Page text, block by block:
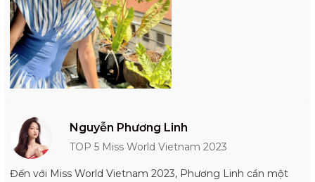
Nguyễn Phương Linh
TOP 5 Miss World Vietnam 2023
Đến với Miss World Vietnam 2023, Phương Linh cần một